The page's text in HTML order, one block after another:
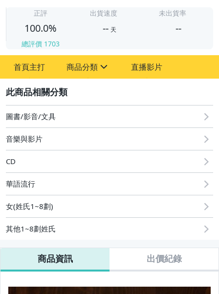
正評
100.0%
總評價 1703
出貨速度
-- 天
未出貨率
--
首頁主打 商品分類
其它
直播影片
圖書/影音/文具
音樂與影片
CD
華語流行
女(姓氏1~8劃)
其他1~8劃姓氏
商品資訊 出價紀錄